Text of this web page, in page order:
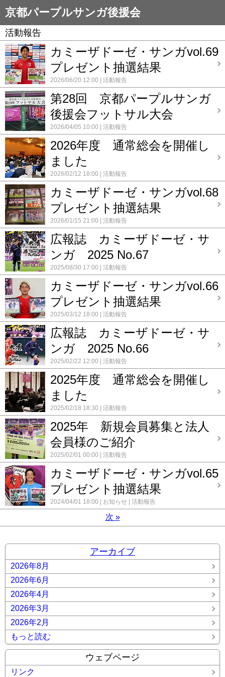
京都パープルサンガ後援会
活動報告
カミーザドーゼ・サンガvol.69
プレゼント抽選結果
2026/06/20 12:00 活動報告
第28回 京都パープルサンガ
後援会フットサル大会
2026/04/05 10:00 活動報告
2026年度 通常総会を開催し
ました
2026/02/12 18:00 活動報告
カミーザドーゼ・サンガvol.68
プレゼント抽選結果
2026/01/15 21:00 活動報告
広報誌 カミーザドーゼ・サ
ンガ 2025 No.67
2025/08/30 17:00 活動報告
カミーザドーゼ・サンガvol.66
プレゼント抽選結果
2025/03/12 18:00 活動報告
広報誌 カミーザドーゼ・サ
ンガ 2025 No.66
2025/02/22 12:00 活動報告
2025年度 通常総会を開催し
ました
2025/02/18 18:30 活動報告
2025年 新規会員募集と法人
会員様のご紹介
2025/02/01 00:00 活動報告
カミーザドーゼ・サンガvol.65
プレゼント抽選結果
2024/04/01 18:00 お知らせ 活動報告
次 »
アーカイブ
2026年8月
2026年6月
2026年4月
2026年3月
2026年2月
もっと読む
ウェブページ
リンク